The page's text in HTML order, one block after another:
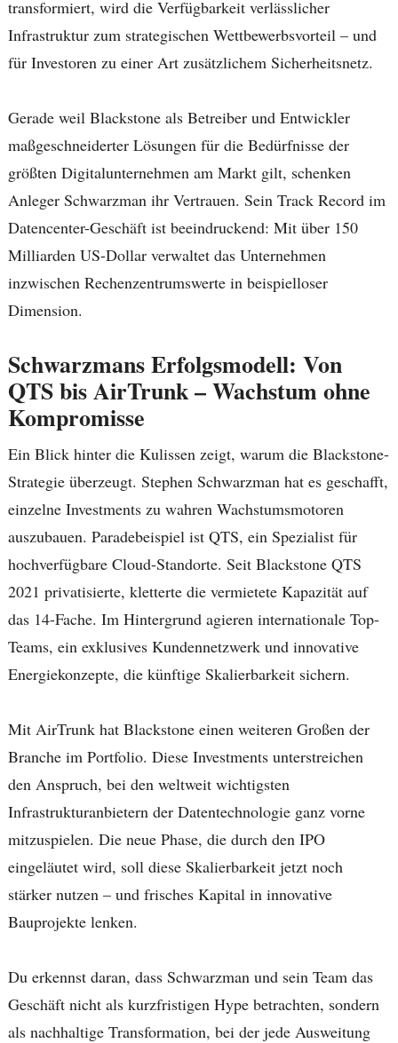
transformiert, wird die Verfügbarkeit verlässlicher
Infrastruktur zum strategischen Wettbewerbsvorteil – und
für Investoren zu einer Art zusätzlichem Sicherheitsnetz.
Gerade weil Blackstone als Betreiber und Entwickler
maßgeschneiderter Lösungen für die Bedürfnisse der
größten Digitalunternehmen am Markt gilt, schenken
Anleger Schwarzman ihr Vertrauen. Sein Track Record im
Datencenter-Geschäft ist beeindruckend: Mit über 150
Milliarden US-Dollar verwaltet das Unternehmen
inzwischen Rechenzentrumswerte in beispielloser
Dimension.
Schwarzmans Erfolgsmodell: Von
QTS bis AirTrunk – Wachstum ohne
Kompromisse
Ein Blick hinter die Kulissen zeigt, warum die Blackstone-
Strategie überzeugt. Stephen Schwarzman hat es geschafft,
einzelne Investments zu wahren Wachstumsmotoren
auszubauen. Paradebeispiel ist QTS, ein Spezialist für
hochverfügbare Cloud-Standorte. Seit Blackstone QTS
2021 privatisierte, kletterte die vermietete Kapazität auf
das 14-Fache. Im Hintergrund agieren internationale Top-
Teams, ein exklusives Kundennetzwerk und innovative
Energiekonzepte, die künftige Skalierbarkeit sichern.
Mit AirTrunk hat Blackstone einen weiteren Großen der
Branche im Portfolio. Diese Investments unterstreichen
den Anspruch, bei den weltweit wichtigsten
Infrastrukturanbietern der Datentechnologie ganz vorne
mitzuspielen. Die neue Phase, die durch den IPO
eingeläutet wird, soll diese Skalierbarkeit jetzt noch
stärker nutzen – und frisches Kapital in innovative
Bauprojekte lenken.
Du erkennst daran, dass Schwarzman und sein Team das
Geschäft nicht als kurzfristigen Hype betrachten, sondern
als nachhaltige Transformation, bei der jede Ausweitung